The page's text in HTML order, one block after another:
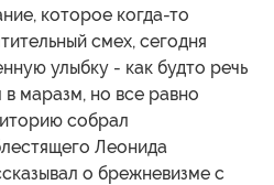
которое когда-то
смех, сегодня
улыбку - как будто речь
маразм, но все равно
собрал
Леонида
о брежневизме с